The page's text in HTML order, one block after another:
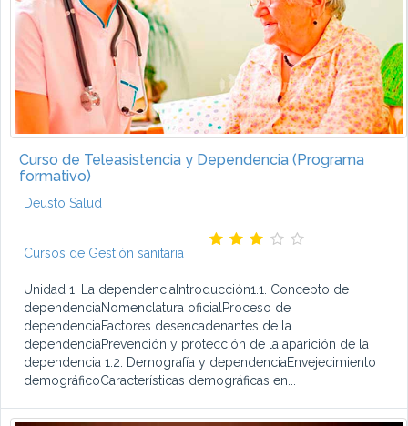
Curso de Teleasistencia y Dependencia (Programa
formativo)
Deusto Salud
Cursos de Gestión sanitaria
Unidad 1. La dependenciaIntroducción1.1. Concepto de
dependenciaNomenclatura oficialProceso de
dependenciaFactores desencadenantes de la
dependenciaPrevención y protección de la aparición de la
dependencia 1.2. Demografía y dependenciaEnvejecimiento
demográficoCaracterísticas demográficas en...